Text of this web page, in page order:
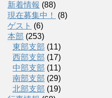
新着情報 (88)
現在募集中！
(8)
ゲスト (6)
本部 (253)
東部支部 (11)
西部支部 (17)
中部支部 (11)
南部支部 (29)
北部支部 (19)